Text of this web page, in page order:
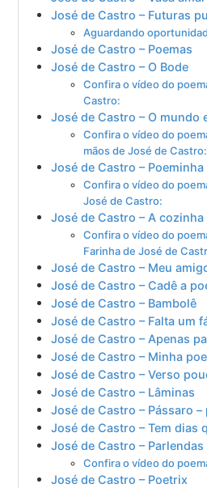
José de Castro – Futuras
Aguardando
José de Castro – Poemas
José de Castro – O Bode
Confira o vídeo do
Castro:
José de Castro – O mundo
Confira o vídeo do
mãos de José de Castro:
José de Castro –
Confira o vídeo do
José de Castro:
José de Castro – A
Confira o vídeo do
Farinha de José de
José de Castro – Meu
José de Castro – Cadê a
José de Castro – Bambolê
José de Castro – Falta um
José de Castro – Apenas
José de Castro – Minha
José de Castro – Verso
José de Castro – Lâminas
José de Castro – Pássaro –
José de Castro – Tem dias
José de Castro – Parlendas
Confira o vídeo do
José de Castro – Poetrix